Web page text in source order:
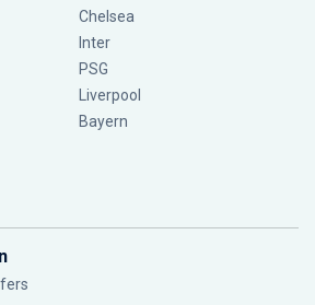
Chelsea
Inter
PSG
Liverpool
Bayern